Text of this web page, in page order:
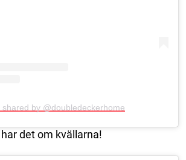
shared by @doubledeckerhome
det om kvällarna!